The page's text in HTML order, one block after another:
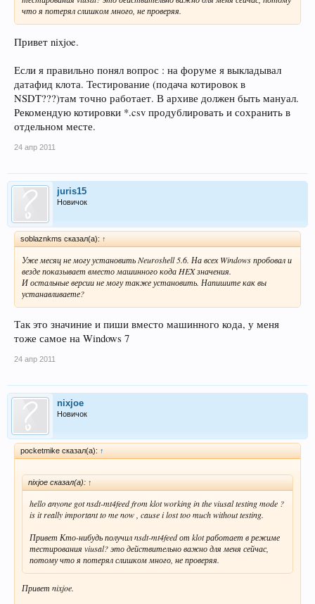
что я потерял слишком много, не проверяя.
Привет nixjoe.
Если я правильно понял вопрос : на форуме я выкладывал
датафид клота. Тестирование (подача котировок в
NSDT???)там точно работает. В архиве должен быть мануал.
Рекомендую котировки *.csv продублировать и сохранить в
отдельном месте.
24 апр 2011
juris15
Новичок
soblaznkms сказал(а): ↑
Уже месяц не могу установить Neuroshell 5.6. На всех Windows пробовал и
везде показывает вместо машинного кода HEX значения.
И остальные версии не могу также установить. Напишите как вы
устанавливаете?
Так это значиние и пиши вместо машинного кода, у меня
тоже самое на Windows 7
24 апр 2011
nixjoe
Новичок
pocketmike сказал(а): ↑
nixjoe сказал(а): ↑
hello anyone got nsdt-mt4feed from klot working in the viusal testing mode ?
is it really important to me now , cause i lost too much without testing.
Привет Кто-нибудь получил nsdt-mt4feed от klot работает в режиме
тестирования viusal? это действительно важно для меня сейчас,
потому что я потерял слишком много, не проверяя.
Привет nixjoe.